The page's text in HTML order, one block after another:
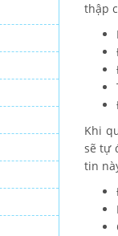
thập
Khi
sẽ tự
tin